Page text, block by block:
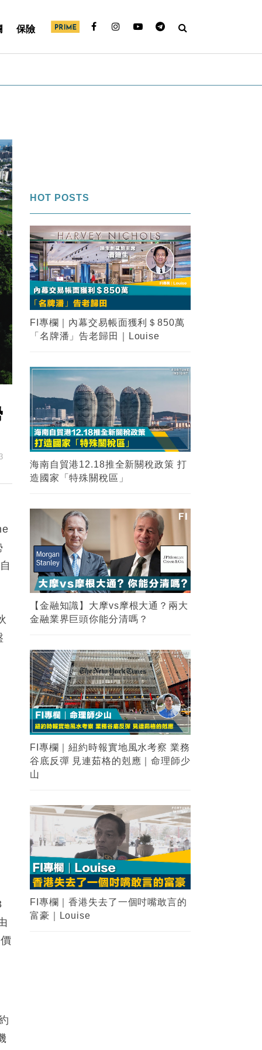
保險
HOT POSTS
FI專欄｜內幕交易帳面獲利＄850萬
「名牌潘」告老歸田｜Louise
海南自貿港12.18推全新關稅政策 打
造國家「特殊關稅區」
【金融知識】大摩vs摩根大通？兩大
金融業界巨頭你能分清嗎？
FI專欄｜紐約時報實地風水考察 業務
谷底反彈 見連茹格的剋應｜命理師少
山
FI專欄｜香港失去了一個吋嘴敢言的
富豪｜Louise